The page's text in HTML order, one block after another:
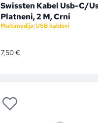
Swissten Kabel Usb-C/
Platneni, 2 M, Crni
Multimedija|USB kablovi
7,50€